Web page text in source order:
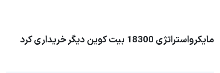
مایکرواستراتژی 18300 بیت کوین دیگر خریداری کرد